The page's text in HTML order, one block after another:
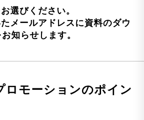
選びください。
メールアドレスに資料のダウ
知らせします。
ロモーションのポイン